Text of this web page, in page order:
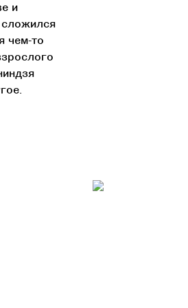
и
сложился
чем-то